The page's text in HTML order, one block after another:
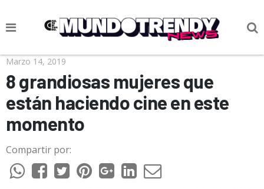
NOTICIAS
CULTURA POP
CIENCIA Y TECNOLOGÍA
VIDA
SOCIEDAD
CULTURIZANDO.COM
Marzo 14, 2019
8 grandiosas mujeres que
están haciendo cine en este
momento
Compartir por: